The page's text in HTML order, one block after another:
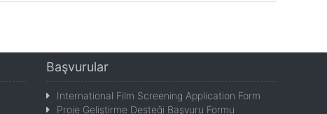
Başvurular
International Film Screening Application Form
Proje Geliştirme Desteği Başvuru Formu